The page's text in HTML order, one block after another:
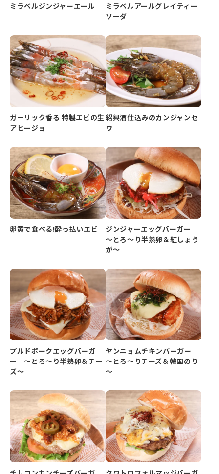
ミラベルジンジャーエール
ミラベルアールグレイティー
ソーダ
ガーリック香る 特製エビの生
アヒージョ
紹興酒仕込みのカンジャンセ
ウ
卵黄で食べる!酔っ払いエビ
ジンジャーエッグバーガー
～とろ～り半熟卵＆紅しょう
が～
プルドポークエッグバーガ
ー ～とろ～り半熟卵＆チー
ズ～
ヤンニョムチキンバーガー
～とろ～りチーズ＆韓国のり
～